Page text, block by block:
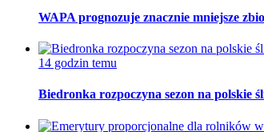
WAPA prognozuje znacznie mniejsze
14 godzin temu
Biedronka rozpoczyna sezon na polskie